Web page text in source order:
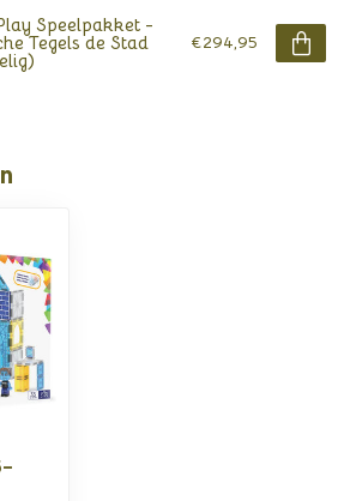
Speelpakket -
Tegels de Stad €294,95